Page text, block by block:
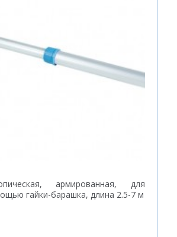
армированная, для
гайки-барашка, длина 2.5-7 м